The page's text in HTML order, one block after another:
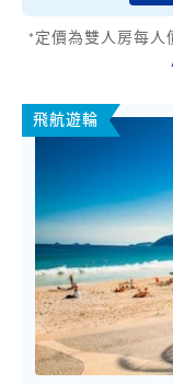
*定價為雙人房每人
飛航遊輪